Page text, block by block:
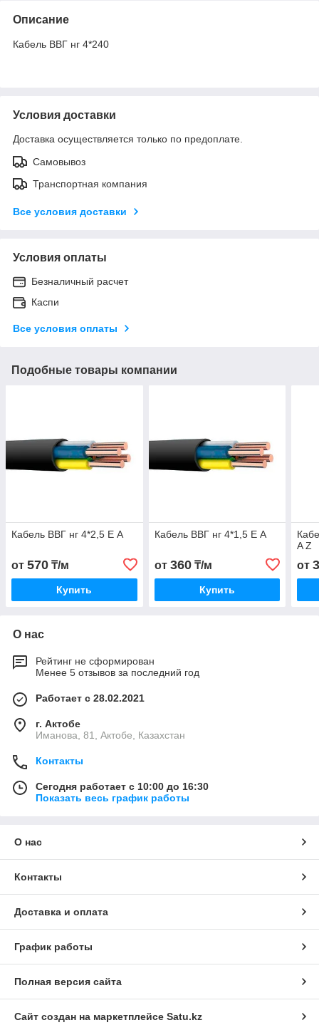
Описание
Кабель ВВГ нг 4*240
Условия доставки
Доставка осуществляется только по предоплате.
Самовывоз
Транспортная компания
Все условия доставки
Условия оплаты
Безналичный расчет
Каспи
Все условия оплаты
Подобные товары компании
Кабель ВВГ нг 4*2,5 Е А
от 570 ₸/м
Купить
Кабель ВВГ нг 4*1,5 Е А
от 360₸/м
Купить
A Z
от
О нас
Рейтинг не сформирован
Менее 5 отзывов за последний год
Работает с 28.02.2021
г. Актобе
Иманова, 81, Актобе, Казахстан
Контакты
Сегодня работает с 10:00 до 16:30
Показать весь график работы
О нас
Контакты
Доставка и оплата
График работы
Полная версия сайта
Сайт создан на маркетплейсе Satu.kz